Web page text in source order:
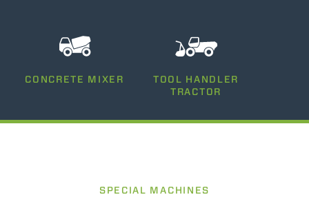
CONCRETE MIXER
TOOL HANDLER
TRACTOR
SPECIAL MACHINES